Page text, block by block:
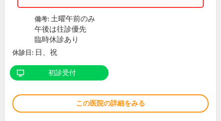
備考: 土曜午前のみ
午後は往診優先
臨時休診あり
休診日: 日、祝
初診受付
この医院の詳細をみる